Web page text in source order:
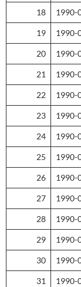
18 1990-
19 1990-
20 1990-
21 1990-
22 1990-
23 1990-
24 1990-
25 1990-
26 1990-
27 1990-
28 1990-
29 1990-
30 1990-
31 1990-